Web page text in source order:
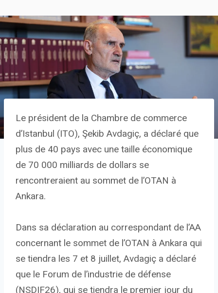
Le président de la Chambre de commerce
d’Istanbul (ITO), Şekib Avdagiç, a déclaré que
plus de 40 pays avec une taille économique
de 70 000 milliards de dollars se
rencontreraient au sommet de l’OTAN à
Ankara.
Dans sa déclaration au correspondant de l’AA
concernant le sommet de l’OTAN à Ankara qui
se tiendra les 7 et 8 juillet, Avdagiç a déclaré
que le Forum de l’industrie de défense
(NSDIF26), qui se tiendra le premier jour du